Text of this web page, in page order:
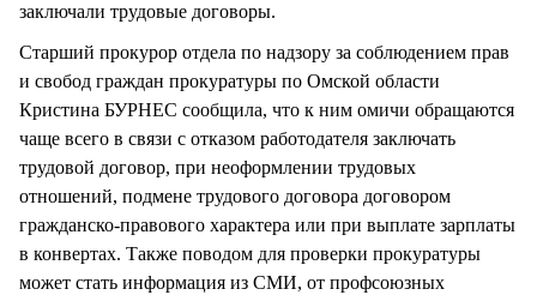
заключали трудовые договоры.
Старший прокурор отдела по надзору за соблюдением прав
и свобод граждан прокуратуры по Омской области
Кристина БУРНЕС сообщила, что к ним омичи обращаются
чаще всего в связи с отказом работодателя заключать
трудовой договор, при неоформлении трудовых
отношений, подмене трудового договора договором
гражданско-правового характера или при выплате зарплаты
в конвертах. Также поводом для проверки прокуратуры
может стать информация из СМИ, от профсоюзных